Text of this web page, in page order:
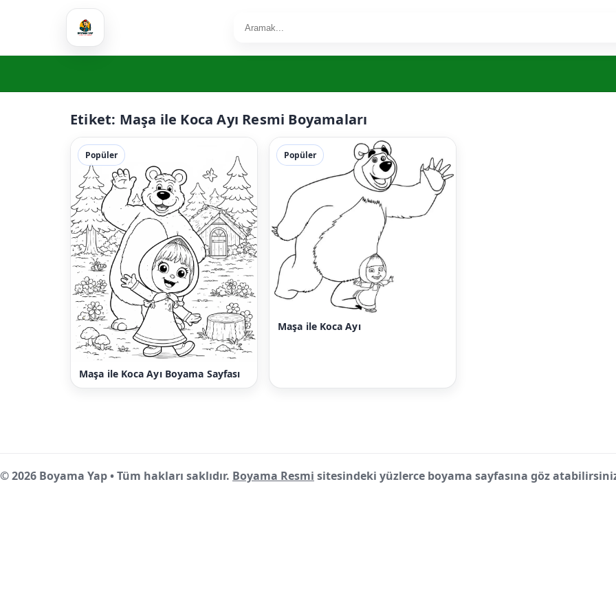
Etiket: Maşa ile Koca Ayı Resmi Boyamaları
Popüler
Maşa ile Koca Ayı Boyama Sayfası
Popüler
Maşa ile Koca Ayı
© 2026 Boyama Yap • Tüm hakları saklıdır. Boyama Resmi sitesindeki yüzlerce boyama sayfasına göz